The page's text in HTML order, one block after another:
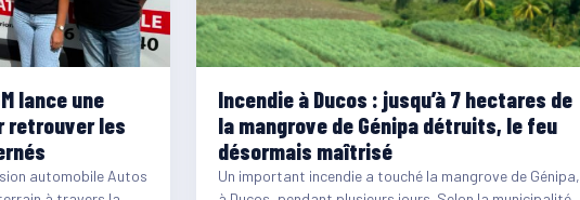
lance une
retrouver les
automobile Autos
Incendie à Ducos : jusqu’à 7 hectares de
la mangrove de Génipa détruits, le feu
désormais maîtrisé
Un important incendie a touché la mangrove de Génipa,